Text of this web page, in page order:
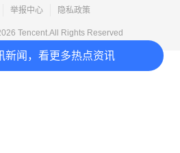
新闻，看更多热点资讯
举报中心 隐私政策
Tencent.All Rights Reserved